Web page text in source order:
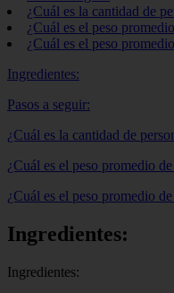
¿Cuál es la cantidad de
¿Cuál es el peso
¿Cuál es el peso
Ingredientes:
Pasos a seguir:
¿Cuál es la cantidad de
¿Cuál es el peso promedio
¿Cuál es el peso promedio
Ingredientes:
Ingredientes: